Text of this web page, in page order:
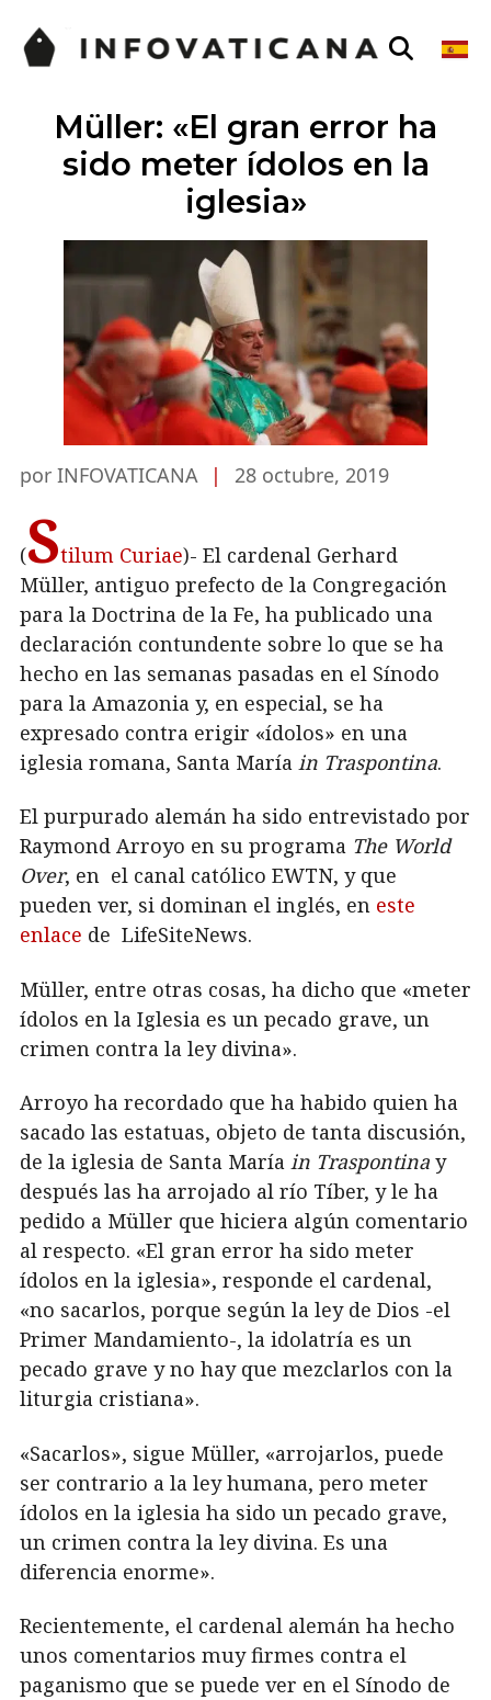
Müller: «El gran error ha
sido meter ídolos en la
iglesia»
por INFOVATICANA | 28 octubre, 2019
(Stilum Curiae)- El cardenal Gerhard
Müller, antiguo prefecto de la Congregación
para la Doctrina de la Fe, ha publicado una
declaración contundente sobre lo que se ha
hecho en las semanas pasadas en el Sínodo
para la Amazonia y, en especial, se ha
expresado contra erigir «ídolos» en una
iglesia romana, Santa María in Traspontina.
El purpurado alemán ha sido entrevistado por
Raymond Arroyo en su programa The World
Over, en el canal católico EWTN, y que
pueden ver, si dominan el inglés, en este
enlace de LifeSiteNews.
Müller, entre otras cosas, ha dicho que «meter
ídolos en la Iglesia es un pecado grave, un
crimen contra la ley divina».
Arroyo ha recordado que ha habido quien ha
sacado las estatuas, objeto de tanta discusión,
de la iglesia de Santa María in Traspontina y
después las ha arrojado al río Tíber, y le ha
pedido a Müller que hiciera algún comentario
al respecto. «El gran error ha sido meter
ídolos en la iglesia», responde el cardenal,
«no sacarlos, porque según la ley de Dios -el
Primer Mandamiento-, la idolatría es un
pecado grave y no hay que mezclarlos con la
liturgia cristiana».
«Sacarlos», sigue Müller, «arrojarlos, puede
ser contrario a la ley humana, pero meter
ídolos en la iglesia ha sido un pecado grave,
un crimen contra la ley divina. Es una
diferencia enorme».
Recientemente, el cardenal alemán ha hecho
unos comentarios muy firmes contra el
paganismo que se puede ver en el Sínodo de